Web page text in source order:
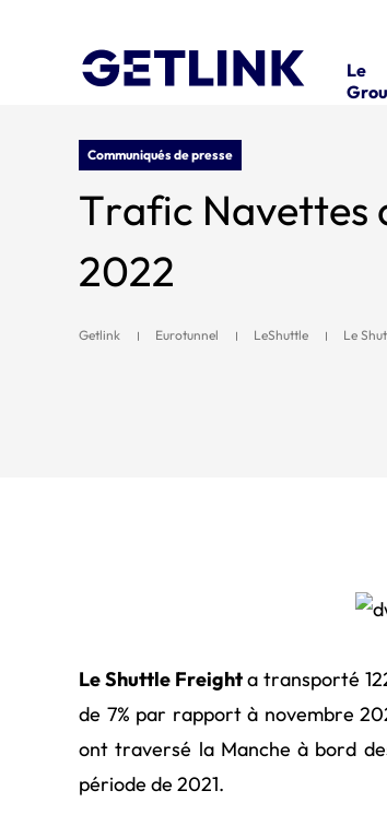
Le
Communiqués de presse
Trafic Navettes
2022
Getlink Eurotunnel LeShuttle Le
Le Shuttle Freighta transporté
de 7% par rapport à novembre
ont traversé la Manche à bord
période de 2021.